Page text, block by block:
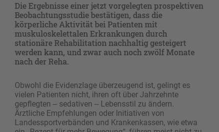
Die Ergebnisse einer jetzt vorgelegten prospektiven
Beobachtungsstudie bestätigen, dass die
körperliche Aktivität bei Patienten mit
muskuloskelettalen Erkrankungen durch
stationäre Rehabilitation nachhaltig gesteigert
werden kann, und zwar auch noch zwölf Monate
nach der Reha.
Obwohl die Evidenzlage überzeugend ist, gelingt es
vielen Patienten nicht, ihren oft über Jahrzehnte
gepflegten ‒ sedativen ‒ Lebensstil zu ändern.
Ärztliche Empfehlungen oder Initiativen von
Landessportverbänden und Krankenkassen, wie etwa